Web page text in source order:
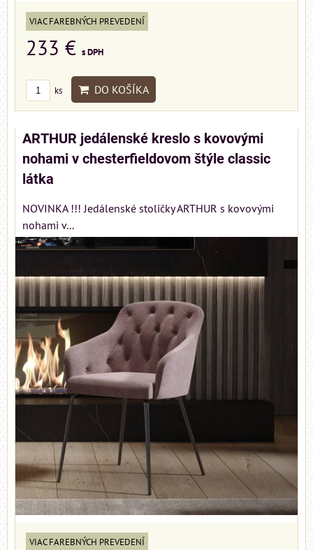
VIAC FAREBNÝCH PREVEDENÍ
233 € s DPH
ks DO KOŠÍKA
ARTHUR jedálenské kreslo s kovovými
nohami v chesterfieldovom štýle classic
látka
NOVINKA !!! Jedálenské stoličky ARTHUR s kovovými
nohami v...
VIAC FAREBNÝCH PREVEDENÍ